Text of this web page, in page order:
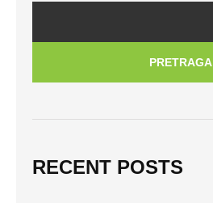
PRETRAGA
RECENT POSTS